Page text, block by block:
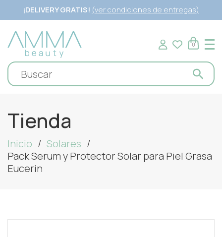
¡DELIVERY GRATIS! (ver condiciones de entregas)
0
Tienda
Inicio
Solares
Pack Serum y Protector Solar para Piel Grasa
Eucerin